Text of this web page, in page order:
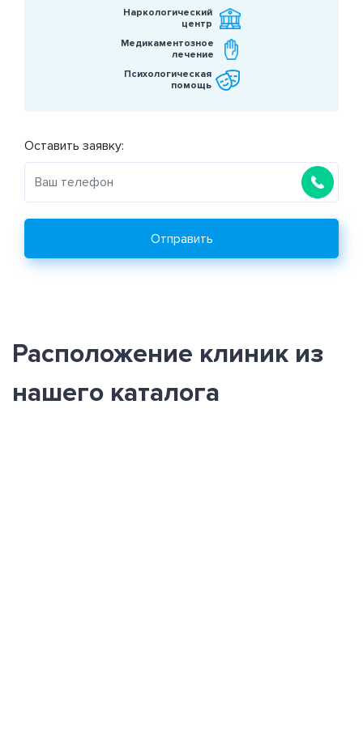
Наркологический
центр
Медикаментозное
лечение
Психологическая
помощь
Оставить заявку:
Отправить
Расположение клиник из
нашего каталога